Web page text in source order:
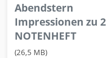
Abendstern
Impressionen zu
NOTENHEFT
(26,5 MB)